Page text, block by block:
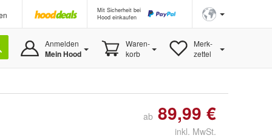
Mit Sicherheit bei
Hood einkaufen
Anmelden
Mein Hood
Waren-
korb
Merk-
zettel
ab 89,99 €
inkl. MwSt.